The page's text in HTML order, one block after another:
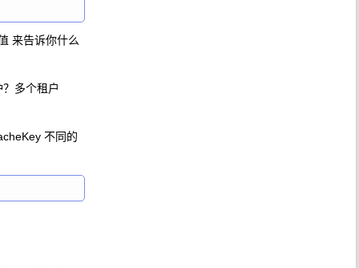
来告诉你什么
多个租户
不同的